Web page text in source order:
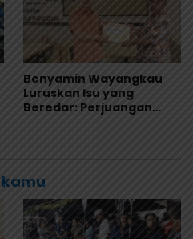
Benyamin Wayangkau
Luruskan Isu yang
Beredar: Perjuangan